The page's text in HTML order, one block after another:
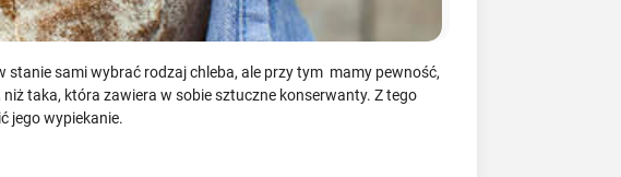
stanie sami wybrać rodzaj chleba, ale przy tym mamy pewność,
taka, która zawiera w sobie sztuczne konserwanty. Z tego
jego wypiekanie.